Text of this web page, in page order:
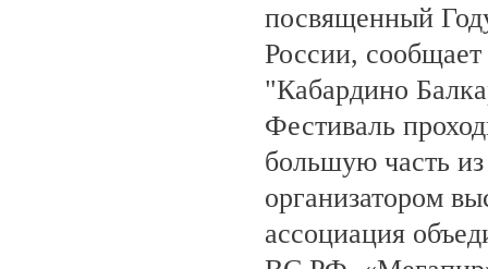
посвященный
России,
"Кабардино
Фестиваль
большую часть
организатором
ассоциация